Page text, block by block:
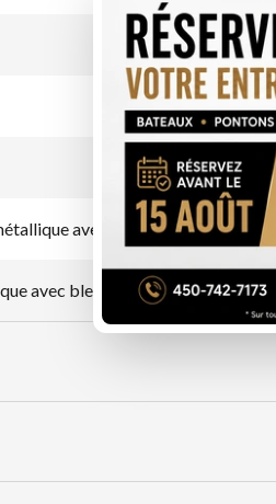
avec bleu ardoise métallique
avec bleu ardoise métallique